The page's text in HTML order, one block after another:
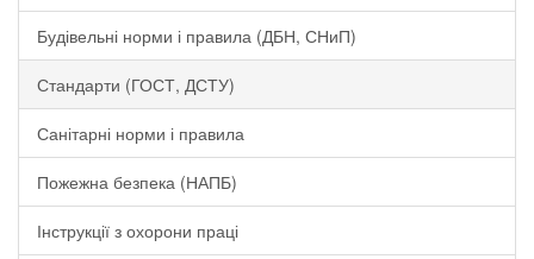
Будівельні норми і правила (ДБН, СНиП)
Стандарти (ГОСТ, ДСТУ)
Санітарні норми і правила
Пожежна безпека (НАПБ)
Інструкції з охорони праці